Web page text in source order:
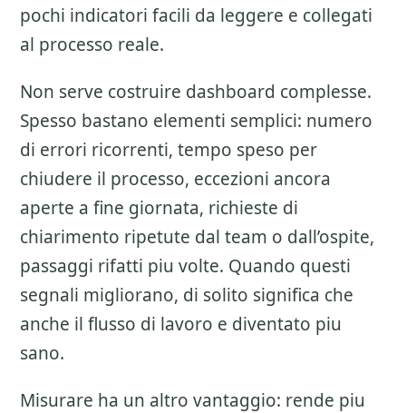
pochi indicatori facili da leggere e collegati
al processo reale.
Non serve costruire dashboard complesse.
Spesso bastano elementi semplici: numero
di errori ricorrenti, tempo speso per
chiudere il processo, eccezioni ancora
aperte a fine giornata, richieste di
chiarimento ripetute dal team o dall’ospite,
passaggi rifatti piu volte. Quando questi
segnali migliorano, di solito significa che
anche il flusso di lavoro e diventato piu
sano.
Misurare ha un altro vantaggio: rende piu